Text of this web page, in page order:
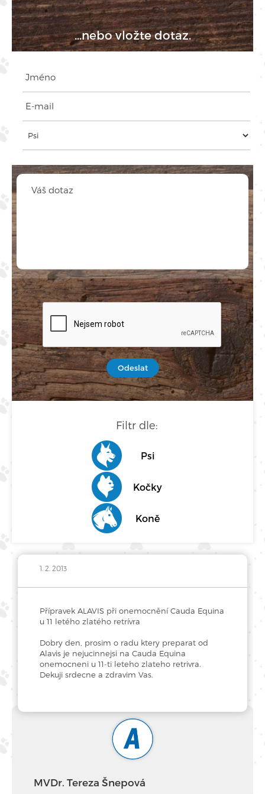
...nebo vložte dotaz.
Odeslat
Filtr dle:
Psi
Kočky
Koně
1. 2. 2013
Přípravek ALAVIS při onemocnění Cauda Equina
u 11 letého zlatého retrívra
Dobry den, prosim o radu ktery preparat od
Alavis je nejucinnejsi na Cauda Equina
onemocneni u 11-ti leteho zlateho retrivra.
Dekuji srdecne a zdravim Vas.
MVDr. Tereza Šnepová